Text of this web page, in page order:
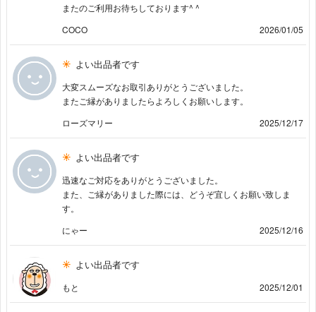
またのご利用お待ちしております^ ^
COCO
2026/01/05
よい出品者です
大変スムーズなお取引ありがとうございました。
またご縁がありましたらよろしくお願いします。
ローズマリー
2025/12/17
よい出品者です
迅速なご対応をありがとうございました。
また、ご縁がありました際には、どうぞ宜しくお願い致しま
す。
にゃー
2025/12/16
よい出品者です
もと 2025/12/01